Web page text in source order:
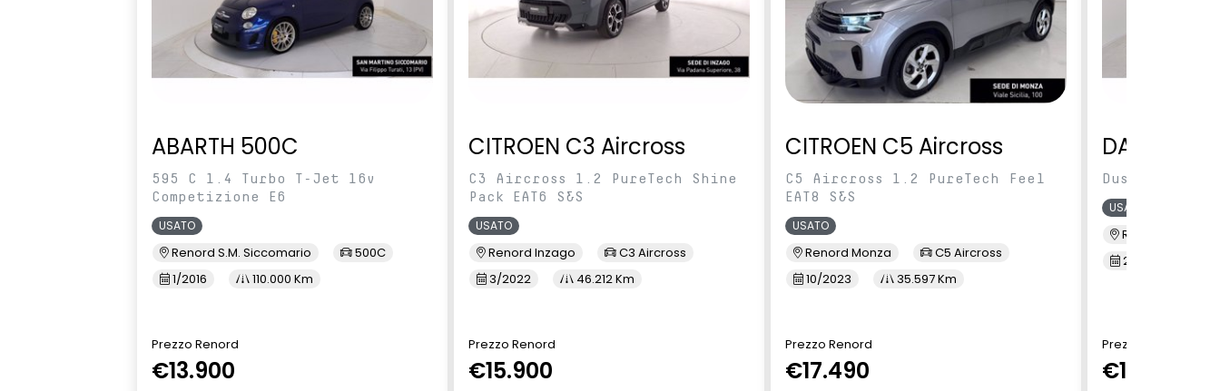
ABARTH 500C
595 C 1.4 Turbo T-Jet 16v
Competizione E6
USATO
Renord S.M. Siccomario
500C
1/2016
110.000 Km
Prezzo Renord
€13.900
CITROEN C3 Aircross
C3 Aircross 1.2 PureTech Shine
Pack EAT6 S&S
USATO
Renord Inzago
C3 Aircross
3/2022
46.212 Km
Prezzo Renord
€15.900
CITROEN C5 Aircross
C5 Aircross 1.2 PureTech Feel
EAT8 S&S
USATO
Renord Monza
C5 Aircross
10/2023
35.597 Km
Prezzo Renord
€17.490
DACIA
Duster 1.0
USATO
Renord S.M.
2/2022
Prezzo Renord
€13.900